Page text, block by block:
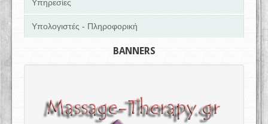
Υπηρεσίες
Υπολογιστές - Πληροφορική
BANNERS